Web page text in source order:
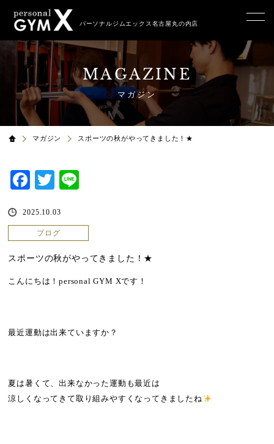
パーソナルジムエックス名古屋丸の内店
MAGAZINE
マガジン
マガジン スポーツの秋がやってきました！★
Facebook
Twitter
2025.10.03
ブログ
スポーツの秋がやってきました！★
こんにちは！personal GYM Xです！
最近運動は出来ていますか？
夏は暑くて、出来なかった運動も最近は
涼しくなってきて取り組みやすくなってきましたね